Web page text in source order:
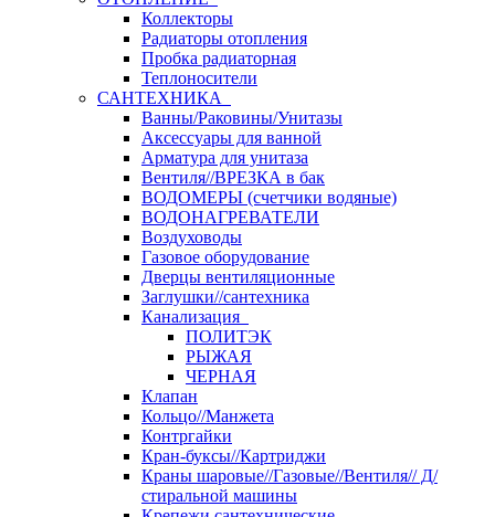
Коллекторы
Радиаторы отопления
Пробка радиаторная
Теплоносители
САНТЕХНИКА
Ванны/Раковины/Унитазы
Аксессуары для ванной
Арматура для унитаза
Вентиля//ВРЕЗКА в бак
ВОДОМЕРЫ (счетчики водяные)
ВОДОНАГРЕВАТЕЛИ
Воздуховоды
Газовое оборудование
Дверцы вентиляционные
Заглушки//сантехника
Канализация
ПОЛИТЭК
РЫЖАЯ
ЧЕРНАЯ
Клапан
Кольцо//Манжета
Контргайки
Кран-буксы//Картриджи
Краны шаровые//Газовые//Вентиля// Д/
стиральной машины